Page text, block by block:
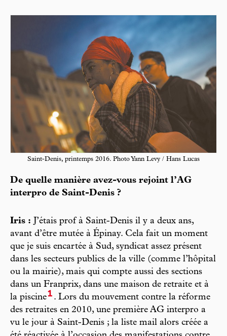
Saint-Denis, printemps 2016. Photo Yann Levy / Hans Lucas
De quelle manière avez-vous rejoint l’AG
interpro de Saint-Denis ?
Iris : J’étais prof à Saint-Denis il y a deux ans,
avant d’être mutée à Épinay. Cela fait un moment
que je suis encartée à Sud, syndicat assez présent
dans les secteurs publics de la ville (comme l’hôpital
ou la mairie), mais qui compte aussi des sections
dans un Franprix, dans une maison de retraite et à
la piscine1 . Lors du mouvement contre la réforme
des retraites en 2010, une première AG interpro a
vu le jour à Saint-Denis ; la liste mail alors créée a